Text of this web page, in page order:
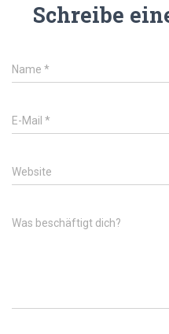
Schreibe
Name *
E-Mail *
Website
Was beschäftigt dich?